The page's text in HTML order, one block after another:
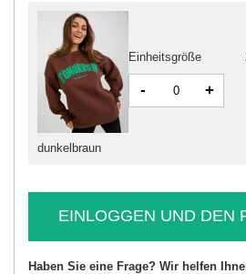
dunkelbraun
Einheitsgröße
- +
EINLOGGEN UND DEN
Haben Sie eine Frage? Wir helfen